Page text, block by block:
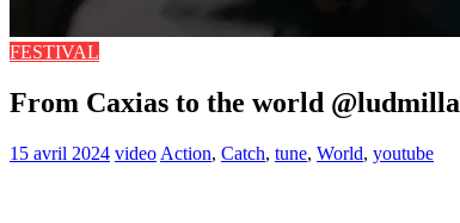
FESTIVAL
From Caxias to the world @ludmilla
15 avril 2024 video Action, Catch, tune, World, youtube